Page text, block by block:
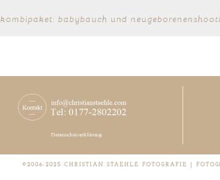
kombipaket: babybauch und
©2006-2025 CHRISTIAN STAEHLE FOTOGRAFIE |